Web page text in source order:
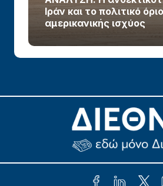
Ιράν και το πολιτικό
αμερικανικής ισχύος